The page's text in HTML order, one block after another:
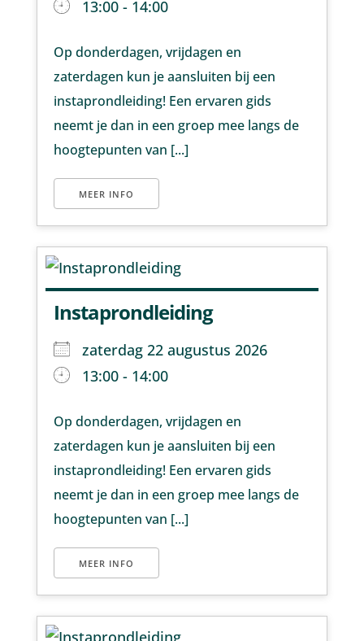
13:00 - 14:00
Op donderdagen, vrijdagen en
zaterdagen kun je aansluiten bij een
instaprondleiding! Een ervaren gids
neemt je dan in een groep mee langs de
hoogtepunten van [...]
MEER INFO
Instaprondleiding
zaterdag 22 augustus 2026
13:00 - 14:00
Op donderdagen, vrijdagen en
zaterdagen kun je aansluiten bij een
instaprondleiding! Een ervaren gids
neemt je dan in een groep mee langs de
hoogtepunten van [...]
MEER INFO